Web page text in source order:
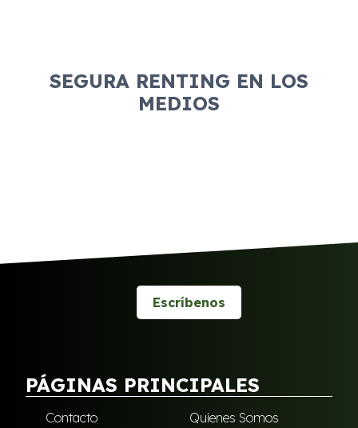
SEGURA RENTING EN LOS
MEDIOS
Escríbenos
PÁGINAS PRINCIPALES
Contacto
Quienes Somos